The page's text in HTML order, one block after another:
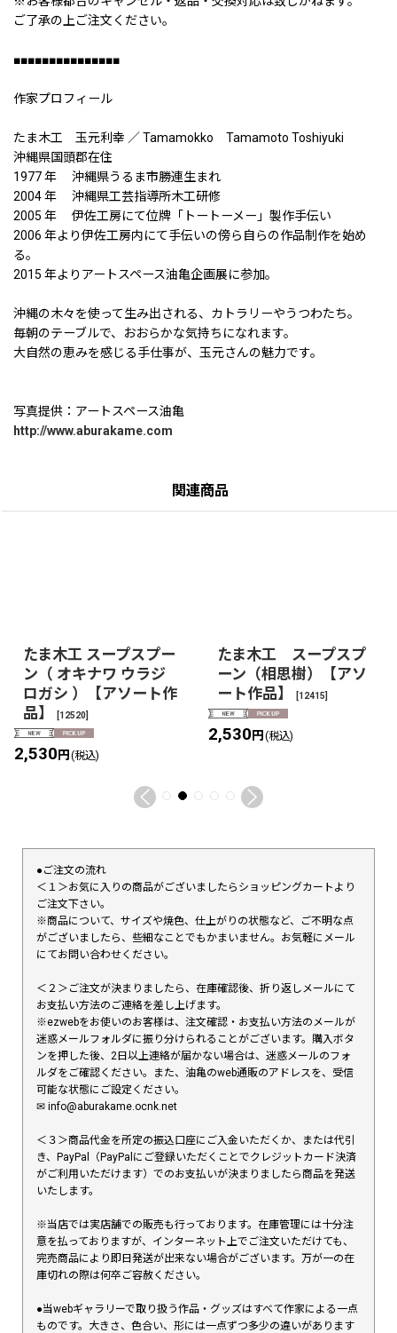
ご了承の上ご注文ください。
■■■■■■■■■■■■■■■
作家プロフィール
たま木工 玉元利幸 ／ Tamamokko Tamamoto Toshiyuki
沖縄県国頭郡在住
1977 年 沖縄県うるま市勝連生まれ
2004 年 沖縄県工芸指導所木工研修
2005 年 伊佐工房にて位牌「トートーメー」製作手伝い
2006 年より伊佐工房内にて手伝いの傍ら自らの作品制作を始め
る。
2015 年よりアートスペース油亀企画展に参加。
沖縄の木々を使って生み出される、カトラリーやうつわたち。
毎朝のテーブルで、おおらかな気持ちになれます。
大自然の恵みを感じる手仕事が、玉元さんの魅力です。
写真提供：アートスペース油亀
http://www.aburakame.com
関連商品
たま木工 スープスプー
ン（ オキナワ ウラジ
ロガシ ）【アソート作
品】
[12520]
2,530円 (税込)
たま木工 スープスプ
ーン（相思樹）【アソ
ート作品】
[12415]
2,530円 (税込)
●ご注文の流れ
＜１＞お気に入りの商品がございましたらショッピングカートより
ご注文下さい。
※商品について、サイズや焼色、仕上がりの状態など、ご不明な点
がございましたら、些細なことでもかまいません。お気軽にメール
にてお問い合わせください。
＜２＞ご注文が決まりましたら、在庫確認後、折り返しメールにて
お支払い方法のご連絡を差し上げます。
※ezwebをお使いのお客様は、注文確認・お支払い方法のメールが
迷惑メールフォルダに振り分けられることがございます。購入ボタ
ンを押した後、2日以上連絡が届かない場合は、迷惑メールのフォ
ルダをご確認ください。また、油亀のweb通販のアドレスを、受信
可能な状態にご設定ください。
✉︎ info@aburakame.ocnk.net
＜３＞商品代金を所定の振込口座にご入金いただくか、または代引
き、PayPal（PayPalにご登録いただくことでクレジットカード決済
がご利用いただけます）でのお支払いが決まりましたら商品を発送
いたします。
※当店では実店舗での販売も行っております。在庫管理には十分注
意を払っておりますが、インターネット上でご注文いただけても、
完売商品により即日発送が出来ない場合がございます。万が一の在
庫切れの際は何卒ご容赦ください。
●当webギャラリーで取り扱う作品・グッズはすべて作家による一点
ものです。大きさ、色合い、形には一点ずつ多少の違いがあります